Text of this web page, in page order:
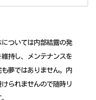
ついては内部結露の発
持し、メンテナンスを
夢ではありません。内
られませんので随時リ